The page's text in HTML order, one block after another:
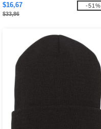
$16,67
$33,86
-51%